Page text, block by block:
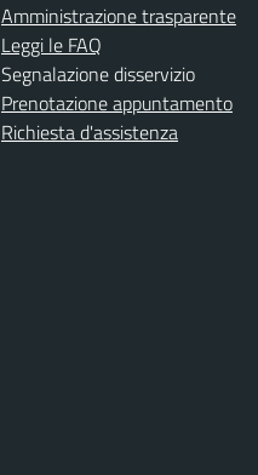
Amministrazione trasparente
Leggi le FAQ
Segnalazione disservizio
Prenotazione appuntamento
Richiesta d'assistenza